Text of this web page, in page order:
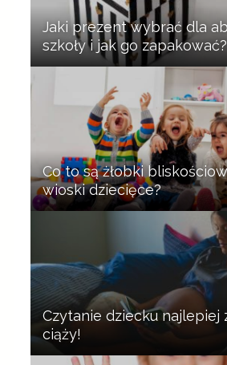
Jaki prezent wybrać dla
szkoły i jak go zapakować?
Co to są żłobki
wioski dziecięce?
Czytanie dziecku najlepiej
ciąży!